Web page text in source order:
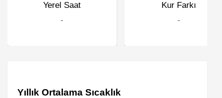
Yerel Saat
-
Kur Farkı
-
Yıllık Ortalama Sıcaklık